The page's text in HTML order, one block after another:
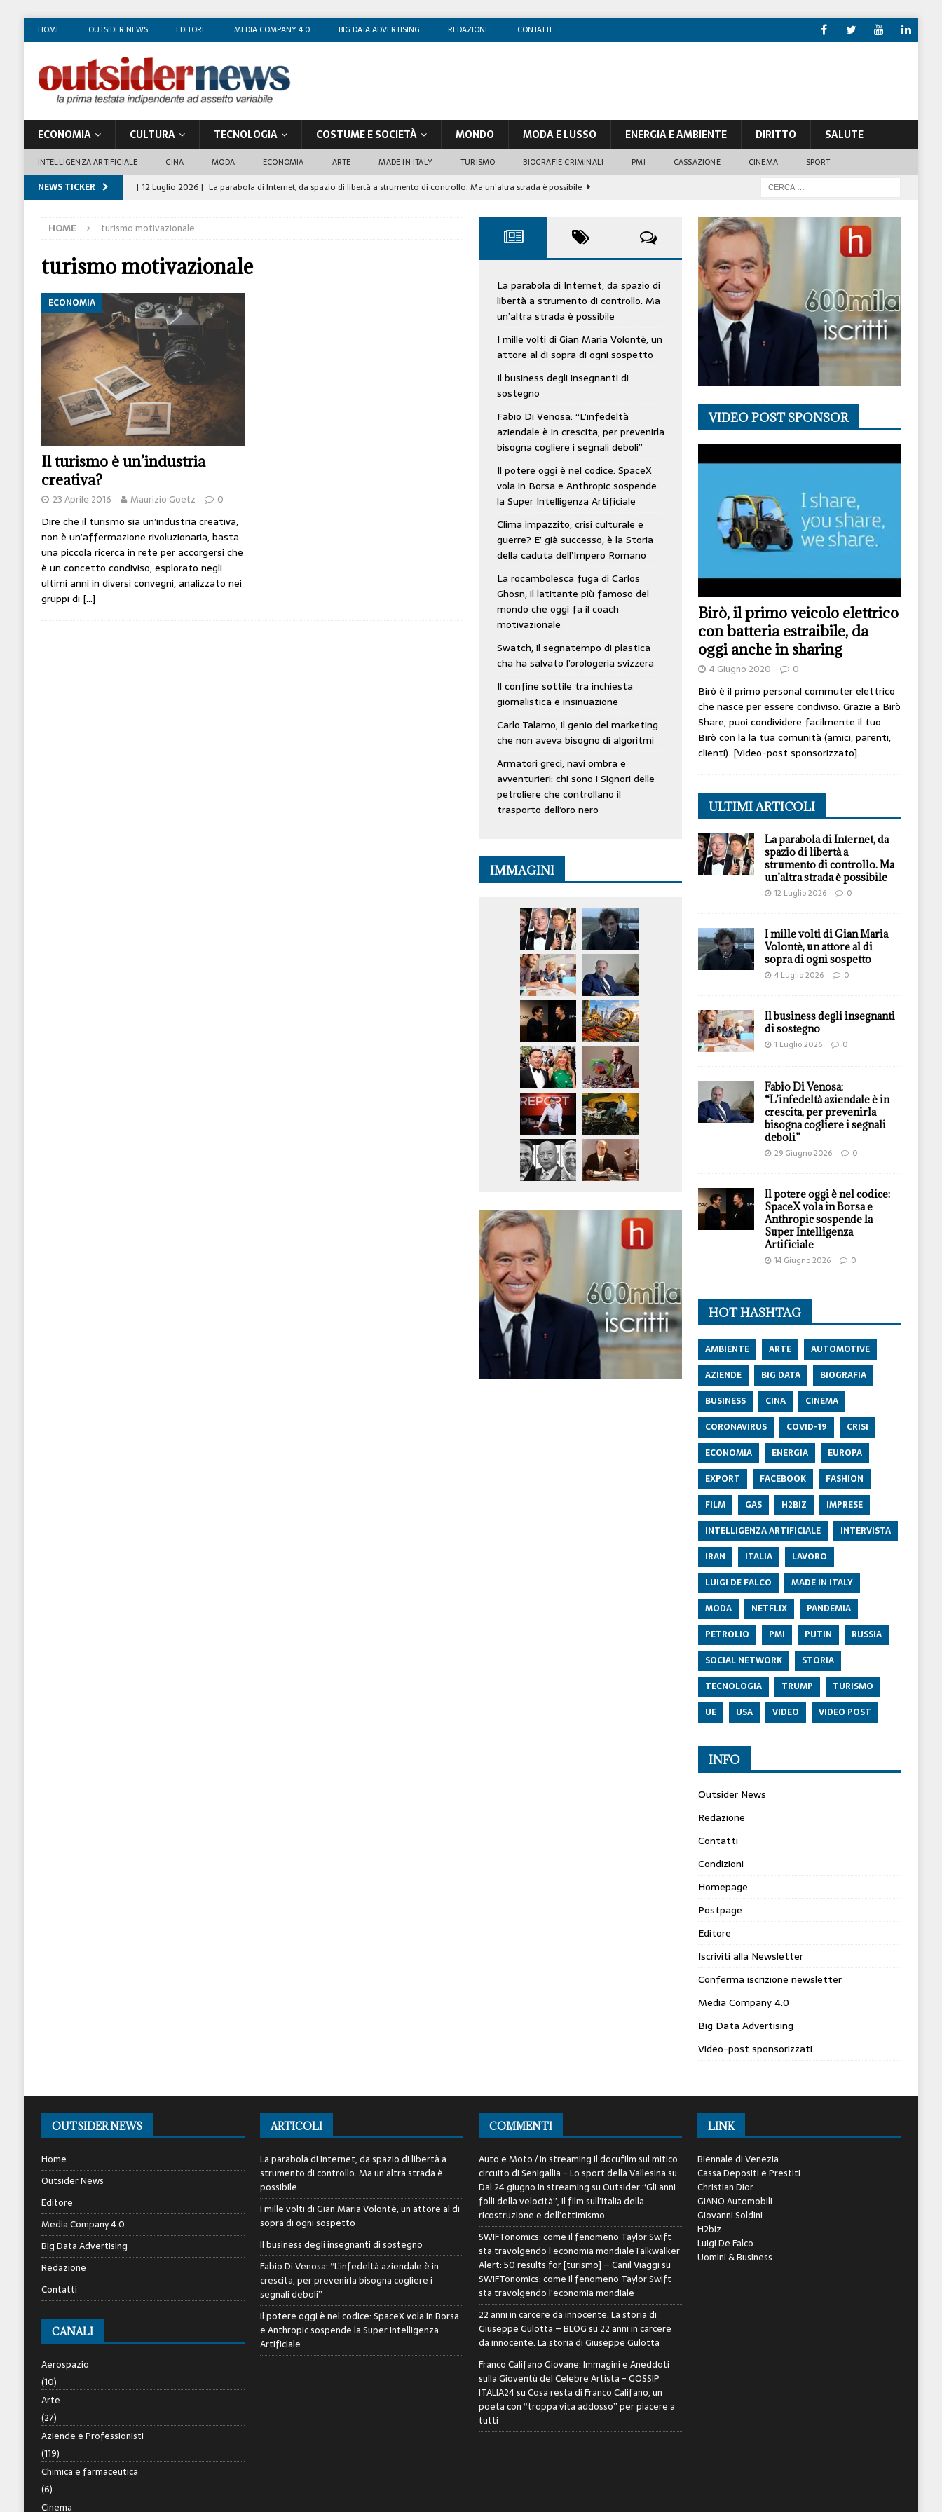
HOME OUTSIDER NEWS EDITORE MEDIA COMPANY 4.0 BIG DATA ADVERTISING REDAZIONE CONTATTI
ECONOMIA CULTURA TECNOLOGIA COSTUME E SOCIETÀ MONDO MODA E LUSSO ENERGIA E AMBIENTE DIRITTO SALUTE
INTELLIGENZA ARTIFICIALE CINA MODA ECONOMIA ARTE MADE IN ITALY TURISMO BIOGRAFIE CRIMINALI PMI CASSAZIONE CINEMA SPORT
NEWS TICKER [ 12 Luglio 2026 ] La parabola di Internet, da spazio di libertà a strumento di controllo. Ma un’altra strada è possibile
[ 4 Luglio 2026 ]
CINEMA
[ 1 Luglio 2026 ] Il business degli insegnanti di sostegno
Fabio Di Venosa: “L’infedeltà aziendale è in crescita, per prevenirla bisogna cogliere i segnali deboli”
ECONOMIA
[ 14 Giugno 2026 ]
HI-TECH
[ 7 Febbraio 2020 ]
Nato con l’Austria-Ungheria e morto nell’era digitale. Il tempo si era dimenticato di Gillo Dorfles e lui
viveva nel futuro
ARTE
HOME turismo motivazionale
turismo motivazionale
ECONOMIA
Il turismo è un’industria
creativa?
23 Aprile 2016 Maurizio Goetz 0
Dire che il turismo sia un’industria creativa,
non è un’affermazione rivoluzionaria, basta
una piccola ricerca in rete per accorgersi che
è un concetto condiviso, esplorato negli
ultimi anni in diversi convegni, analizzato nei
gruppi di […]
La parabola di Internet, da spazio di
libertà a strumento di controllo. Ma
un’altra strada è possibile
I mille volti di Gian Maria Volontè, un
attore al di sopra di ogni sospetto
Il business degli insegnanti di
sostegno
Fabio Di Venosa: “L’infedeltà
aziendale è in crescita, per prevenirla
bisogna cogliere i segnali deboli”
Il potere oggi è nel codice: SpaceX
vola in Borsa e Anthropic sospende
la Super Intelligenza Artificiale
Clima impazzito, crisi culturale e
guerre? E’ già successo, è la Storia
della caduta dell’Impero Romano
La rocambolesca fuga di Carlos
Ghosn, il latitante più famoso del
mondo che oggi fa il coach
motivazionale
Swatch, il segnatempo di plastica
cha ha salvato l’orologeria svizzera
Il confine sottile tra inchiesta
giornalistica e insinuazione
Carlo Talamo, il genio del marketing
che non aveva bisogno di algoritmi
Armatori greci, navi ombra e
avventurieri: chi sono i Signori delle
petroliere che controllano il
trasporto dell’oro nero
IMMAGINI
VIDEO POST SPONSOR
Birò, il primo veicolo elettrico
con batteria estraibile, da
oggi anche in sharing
4 Giugno 2020 0
Birò è il primo personal commuter elettrico
che nasce per essere condiviso. Grazie a Birò
Share, puoi condividere facilmente il tuo
Birò con la la tua comunità (amici, parenti,
clienti). [Video-post sponsorizzato].
ULTIMI ARTICOLI
La parabola di Internet, da
spazio di libertà a
strumento di controllo. Ma
un’altra strada è possibile
12 Luglio 2026 0
I mille volti di Gian Maria
Volontè, un attore al di
sopra di ogni sospetto
4 Luglio 2026 0
Il business degli insegnanti
di sostegno
1 Luglio 2026 0
Fabio Di Venosa:
“L’infedeltà aziendale è in
crescita, per prevenirla
bisogna cogliere i segnali
deboli”
29 Giugno 2026 0
Il potere oggi è nel codice:
SpaceX vola in Borsa e
Anthropic sospende la
Super Intelligenza
Artificiale
14 Giugno 2026 0
HOT HASHTAG
AMBIENTE ARTE
AUTOMOTIVE
AZIENDE
BIG DATA
BIOGRAFIA
BUSINESS
CINA
CINEMA
CORONAVIRUS
COVID-19
CRISI
ECONOMIA
ENERGIA
EUROPA
EXPORT
FACEBOOK
FASHION
FILM
GAS H2BIZ
IMPRESE
INTELLIGENZA ARTIFICIALE
INTERVISTA
IRAN
ITALIA
LAVORO
LUIGI DE FALCO
MADE IN ITALY
MODA
NETFLIX
PANDEMIA
PETROLIO
PMI PUTIN
RUSSIA
SOCIAL NETWORK
STORIA
TECNOLOGIA
TRUMP
TURISMO
UE
USA VIDEO VIDEO POST
INFO
Outsider News
Redazione
Contatti
Condizioni
Homepage
Postpage
Editore
Iscriviti alla Newsletter
Conferma iscrizione newsletter
Media Company 4.0
Big Data Advertising
Video-post sponsorizzati
OUTSIDER NEWS
Home
Outsider News
Editore
Media Company 4.0
Big Data Advertising
Redazione
Contatti
CANALI
Aerospazio
(10)
Arte
(27)
Aziende e Professionisti
(119)
Chimica e farmaceutica
(6)
Cinema
ARTICOLI
La parabola di Internet, da spazio di libertà a
strumento di controllo. Ma un’altra strada è
possibile
I mille volti di Gian Maria Volontè, un attore al di
sopra di ogni sospetto
Il business degli insegnanti di sostegno
Fabio Di Venosa: “L’infedeltà aziendale è in
crescita, per prevenirla bisogna cogliere i
segnali deboli”
Il potere oggi è nel codice: SpaceX vola in Borsa
e Anthropic sospende la Super Intelligenza
Artificiale
COMMENTI
Auto e Moto / In streaming il docufilm sul mitico
circuito di Senigallia - Lo sport della Vallesinasu
Dal 24 giugno in streaming su Outsider “Gli anni
folli della velocità”, il film sull’Italia della
ricostruzione e dell’ottimismo
SWIFTonomics: come il fenomeno Taylor Swift
sta travolgendo l’economia mondialeTalkwalker
Alert: 50 results for [turismo] – Canil Viaggisu
SWIFTonomics: come il fenomeno Taylor Swift
sta travolgendo l’economia mondiale
22 anni in carcere da innocente. La storia di
Giuseppe Gulotta – BLOGsu 22 anni in carcere
da innocente. La storia di Giuseppe Gulotta
Franco Califano Giovane: Immagini e Aneddoti
sulla Gioventù del Celebre Artista - GOSSIP
ITALIA24suCosa resta di Franco Califano, un
poeta con “troppa vita addosso” per piacere a
tutti
LINK
Biennale di Venezia
Cassa Depositi e Prestiti
Christian Dior
GIANO Automobili
Giovanni Soldini
H2biz
Luigi De Falco
Uomini & Business